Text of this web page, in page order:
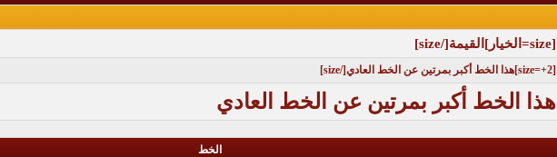
[size= الخيار ] القيمة[/size]
[size=+2]هذا الخط أكبر بمرتين عن الخط العادي[/size]
هذا الخط أكبر بمرتين عن الخط العادي
الخط